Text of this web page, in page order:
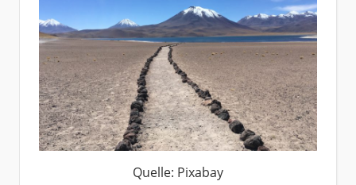
Quelle: Pixabay